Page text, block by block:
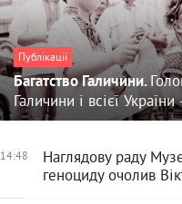
Публікації
Багатство Галичини.
Галичини і всієї
14:48
Наглядову раду
геноциду очолив